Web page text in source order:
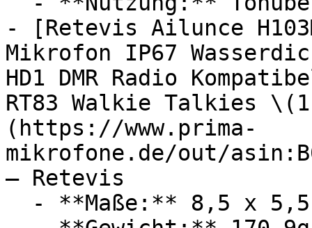
- [Retevis Ailunce
Mikrofon IP67
HD1 DMR Radio
RT83 Walkie Talkies
(https://www.prima-
mikrofone.de/out/
— Retevis